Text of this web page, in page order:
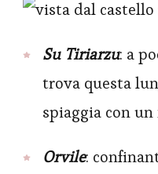
Su Tiriarzu: a
trova questa
spiaggia con
Orvile: